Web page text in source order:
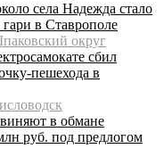
села Надежда стало
в Ставрополе
округ
сбил
пешехода в
в обмане
руб. под предлогом